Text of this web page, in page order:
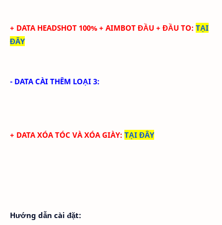
+ DATA HEADSHOT 100% + AIMBOT ĐẦU + ĐẦU TO: TẠI
ĐÂY
- DATA CÀI THÊM LOẠI 3:
+ DATA XÓA TÓC VÀ XÓA GIÀY: TẠI ĐÂY
Hướng dẫn cài đặt: